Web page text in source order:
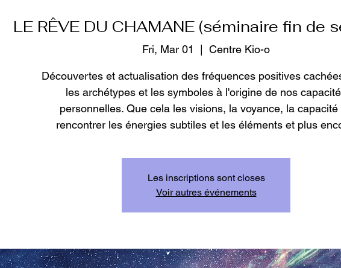
LE RÊVE DU CHAMANE (séminaire fin de
Fri, Mar 01 Centre Kio-o
Découvertes et actualisation des fréquences positives
les archétypes et les symboles à l'origine de nos
personnelles. Que cela les visions, la voyance, la capacité
rencontrer les énergies subtiles et les éléments et plus
Les inscriptions sont closes
Voir autres événements